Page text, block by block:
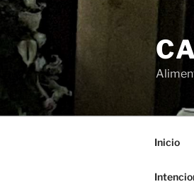
Saltar
contenido
Inicio